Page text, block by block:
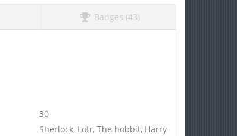
Badges (43)
30
Sherlock, Lotr, The hobbit, Harry